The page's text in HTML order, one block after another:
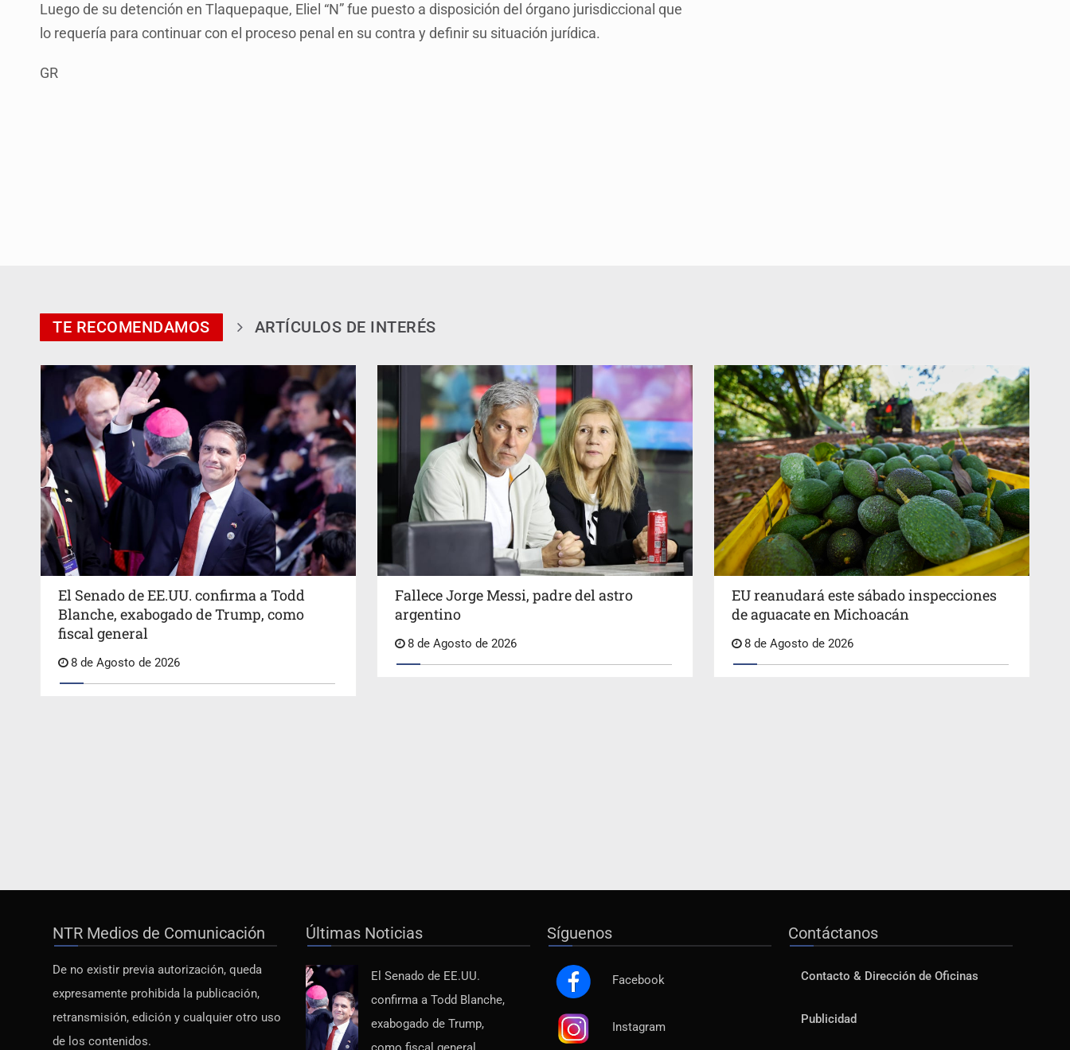
Luego de su detención en Tlaquepaque, Eliel “N” fue puesto a disposición del órgano jurisdiccional que
lo requería para continuar con el proceso penal en su contra y definir su situación jurídica.
GR
TE RECOMENDAMOS ARTÍCULOS DE INTERÉS
El Senado de EE.UU. confirma a Todd
Blanche, exabogado de Trump, como
fiscal general
8 de Agosto de 2026
Fallece Jorge Messi, padre del astro
argentino
8 de Agosto de 2026
EU reanudará este sábado inspecciones
de aguacate en Michoacán
8 de Agosto de 2026
NTR Medios de Comunicación
De no existir previa autorización, queda
expresamente prohibida la publicación,
retransmisión, edición y cualquier otro uso
de los contenidos.
Últimas Noticias
El Senado de EE.UU.
confirma a Todd Blanche,
exabogado de Trump,
Síguenos
Facebook
Instagram
Contáctanos
Contacto & Dirección de Oficinas
Publicidad